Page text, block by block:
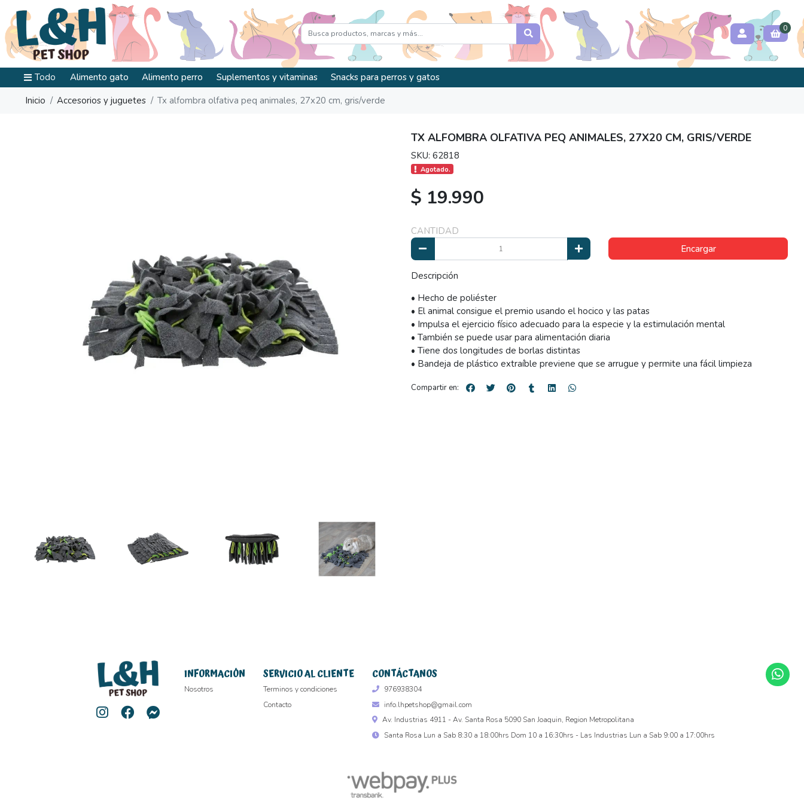
0
Todo Alimento gato Alimento perro Suplementos y vitaminas
Snacks para perros y gatos
Inicio
Accesorios y juguetes Tx alfombra olfativa peq animales, 27x20 cm, gris/verde
TX ALFOMBRA OLFATIVA PEQ ANIMALES, 27X20 CM, GRIS/VERDE
SKU: 62818
Agotado.
$ 19.990
CANTIDAD
Encargar
Descripción
• Hecho de poliéster
• El animal consigue el premio usando el hocico y las patas
• Impulsa el ejercicio físico adecuado para la especie y la estimulación mental
• También se puede usar para alimentación diaria
• Tiene dos longitudes de borlas distintas
• Bandeja de plástico extraíble previene que se arrugue y permite una fácil limpieza
Compartir en:
INFORMACIÓN
Nosotros
SERVICIO AL CLIENTE
Terminos y condiciones
Contacto
CONTÁCTANOS
976938304
info.lhpetshop@gmail.com
Av. Industrias 4911 - Av. Santa Rosa 5090 San Joaquin, Region Metropolitana
Santa Rosa Lun a Sab 8:30 a 18:00hrs Dom 10 a 16:30hrs - Las Industrias Lun a Sab 9:00 a 17:00hrs